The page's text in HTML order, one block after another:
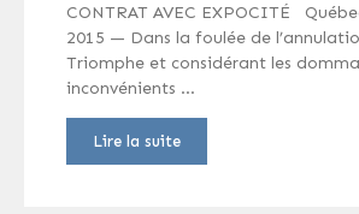
CONTRAT AVEC EXPOCITÉ
2015 — Dans la foulée de
Triomphe et considérant les
inconvénients …
Lire la suite